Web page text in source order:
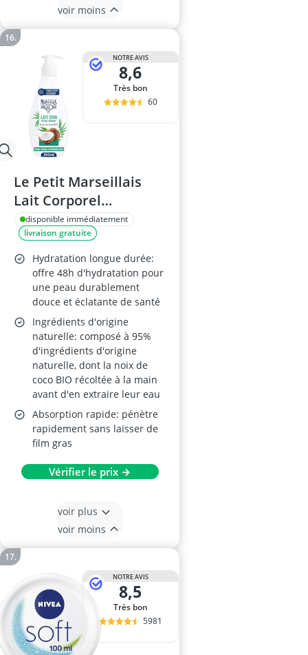
voir moins
NOTRE AVIS
8,6
Très bon
60
Le Petit Marseillais
Lait Corporel
Hydratant 250 ml
Beurre de Karité Aloe
Cire d'Abeille
disponible immédiatement
livraison gratuite
Hydratation longue durée:
offre 48h d'hydratation pour
une peau durablement
douce et éclatante de santé
Ingrédients d'origine
naturelle: composé à 95%
d'ingrédients d'origine
naturelle, dont la noix de
coco BIO récoltée à la main
avant d'en extraire leur eau
Absorption rapide: pénètre
rapidement sans laisser de
film gras
Vérifier le prix →
voir plus
voir moins
NOTRE AVIS
8,5
Très bon
5981